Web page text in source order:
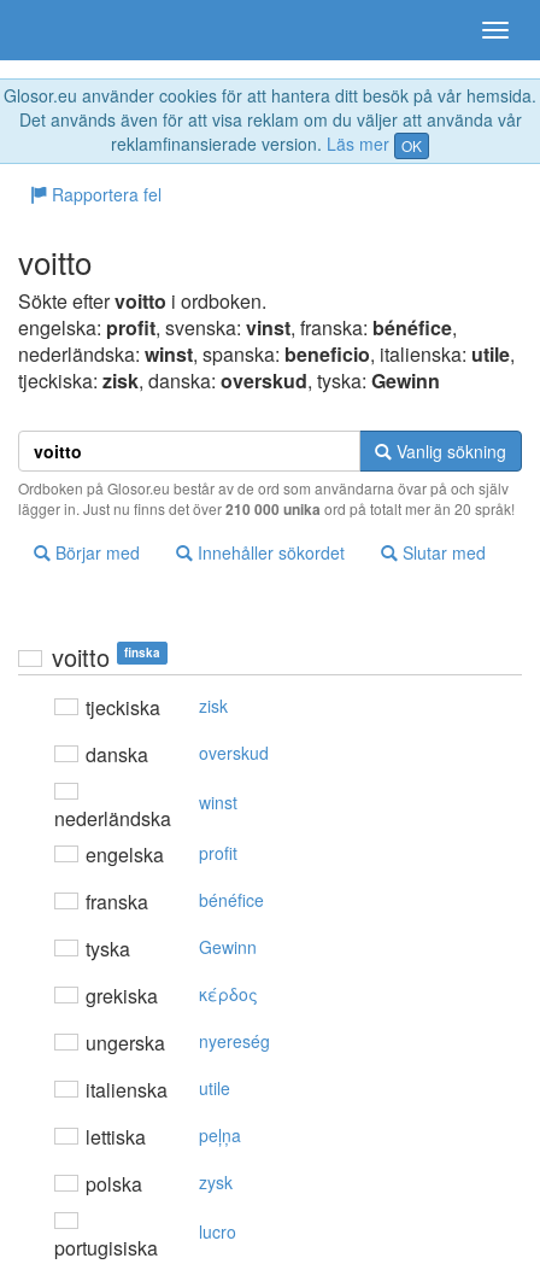
Glosor.eu använder cookies för att hantera ditt besök på vår hemsida.
Det används även för att visa reklam om du väljer att använda vår
reklamfinansierade version. Läs mer OK
Rapportera fel
voitto
Sökte eftervoitto i ordboken.
engelska: profit, svenska: vinst, franska: bénéfice,
nederländska: winst, spanska: beneficio, italienska: utile,
tjeckiska: zisk, danska: overskud, tyska: Gewinn
Vanlig sökning
Ordboken på Glosor.eu består av de ord som användarna övar på och själv
lägger in. Just nu finns det över210 000 unika ord på totalt mer än 20 språk!
Börjar med Innehåller sökordet Slutar med
voitto finska
tjeckiska zisk
danska overskud
nederländska
winst
engelska profit
franska bénéfice
tyska Gewinn
grekiska κέρδoς
ungerska nyereség
italienska utile
lettiska peļņa
polska zysk
portugisiska
lucro